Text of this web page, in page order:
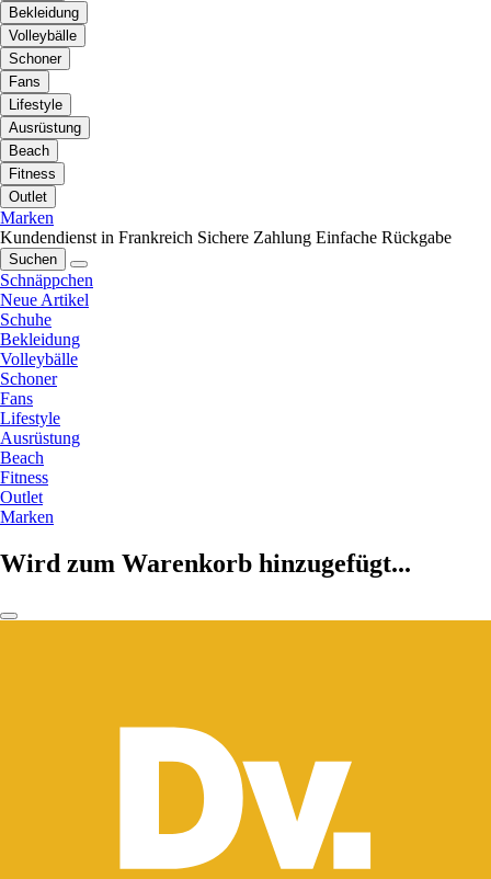
Bekleidung
Volleybälle
Schoner
Fans
Lifestyle
Ausrüstung
Beach
Fitness
Outlet
Marken
Kundendienst in Frankreich Sichere Zahlung Einfache Rückgabe
Suchen
Schnäppchen
Neue Artikel
Schuhe
Bekleidung
Volleybälle
Schoner
Fans
Lifestyle
Ausrüstung
Beach
Fitness
Outlet
Marken
Wird zum Warenkorb hinzugefügt...